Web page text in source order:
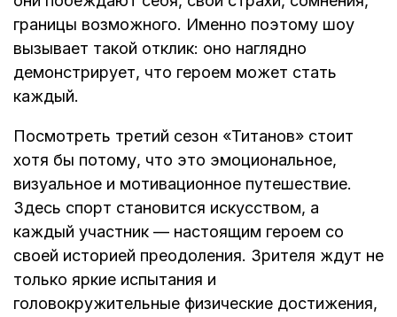
границы возможного. Именно поэтому шоу
вызывает такой отклик: оно наглядно
демонстрирует, что героем может стать
каждый.
Посмотреть третий сезон «Титанов» стоит
хотя бы потому, что это эмоциональное,
визуальное и мотивационное путешествие.
Здесь спорт становится искусством, а
каждый участник — настоящим героем со
своей историей преодоления. Зрителя ждут не
только яркие испытания и
головокружительные физические достижения,